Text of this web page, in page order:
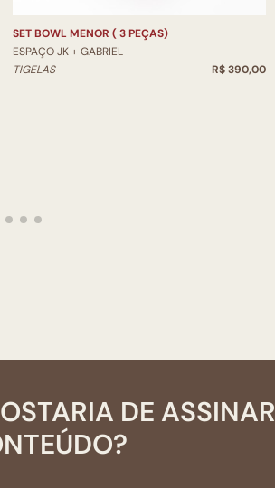
SET BOWL MENOR ( 3 PEÇAS)
ESPAÇO JK + GABRIEL
TIGELAS
R$ 390,00
DE ASSINAR